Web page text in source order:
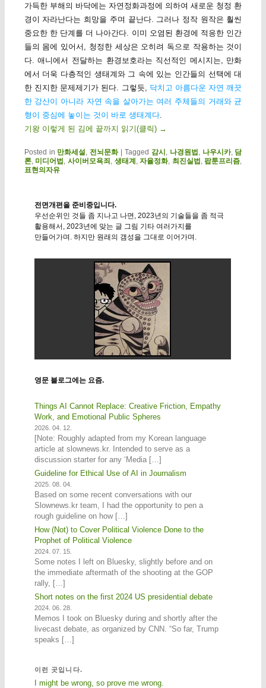
가득한 부해의 바닥에는 자연정화과정에 의하여 새로운 청정 환
경이 자라난다는 희망을 주며 끝난다. 그러나 정작 원작은 훨씬
중요한 한 단계를 더 나아간다. 이미 오염된 환경에 적응한 인간
들의 몸에 있어서, 청정한 세상은 오히려 독으로 작용하는 것이
다. 애니에서 전달하는 환경보호라는 직선적인 메시지는, 만화
에서 더욱 다층적인 생태계와 그 속에 있는 인간들의 선택에 대
한 진지한 문제제기가 된다. 그렇듯, 닥치고 아름다운 자연 깨끗
한 강산이 아니라 자연 속을 살아가는 여러 주체들의 거래와 균
형이 중심에 놓이는 것이 바로 생태계다.
기왕 이렇게 된 김에 끝까지 읽기(클릭) →
Posted in 만화세설, 전뇌문화 Tagged 감시 , 나경원법 , 나우시카, 담
론, 미디어법 , 사이버모욕죄 , 생태계 ,자율정화, 최진실법 ,팝툰프리즘,
표현의자유
전면개편을 준비중입니다.
우선순위인 것들 좀 지나고 나면, 2023년의 기술들을 좀 적극
활용해서, 2023년에 맞는 글 그림 기타 여러가지를
만들어가며. 하지만 원래의 갬성을 그대로 이어가며.
영문 블로그에는 요즘.
Things AI Cannot Replace: Creative Friction, Empathy
Work, and Emotional Public Spheres
2026. 04. 12.
[Note: Roughly adapted from my Korean language
article at slownews.kr. Intended to serve as a
discussion starter for any ‘Media […]
Guideline for Ethical Use of AI in Journalism
2025. 08. 04.
Based on some recent conversations with our
Slownews.kr team, I had the opportunity to pen a
rough guideline on how […]
How (Not) to Cover Political Violence Done to the
Prophet of Political Violence
2024. 07. 15.
Some notes I left on Bluesky, slightly before and on
the immediate aftermath of the shooting at the GOP
rally, […]
Short notes on the first 2024 US presidential debate
2024. 06. 28.
Memos I took on Bluesky during and shortly after the
livecast debate, as organized by CNN. “So far, Trump
speaks […]
이런 곳입니다.
I might be wrong, so prove me wrong.